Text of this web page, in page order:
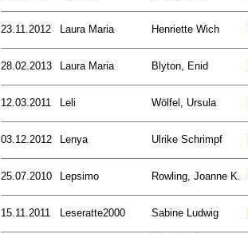
23.11.2012 Laura Maria Henriette Wich
28.02.2013 Laura Maria Blyton, Enid
12.03.2011 Leli Wölfel, Ursula
03.12.2012 Lenya Ulrike Schrimpf
25.07.2010 Lepsimo Rowling, Joanne K.
15.11.2011 Leseratte2000 Sabine Ludwig